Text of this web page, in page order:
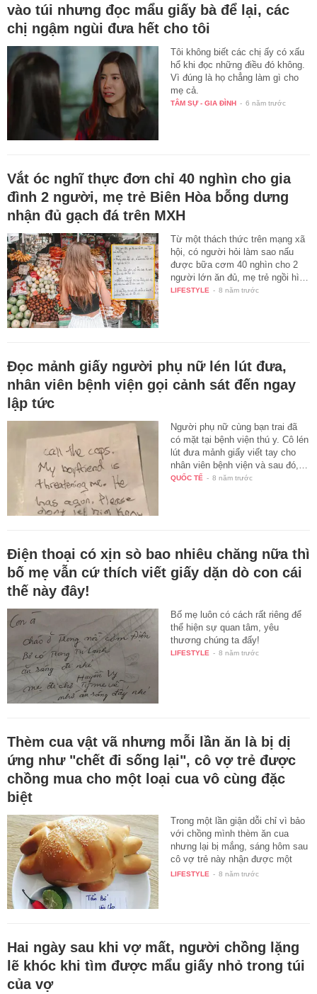
vào túi nhưng đọc mẩu giấy bà để lại, các
chị ngậm ngùi đưa hết cho tôi
Tôi không biết các chị ấy có xấu
hổ khi đọc những điều đó không.
Vì đúng là họ chẳng làm gì cho
mẹ cả.
TÂM SỰ - GIA ĐÌNH - 6 năm trước
Vắt óc nghĩ thực đơn chỉ 40 nghìn cho gia
đình 2 người, mẹ trẻ Biên Hòa bỗng dưng
nhận đủ gạch đá trên MXH
Từ một thách thức trên mạng xã
hội, có người hỏi làm sao nấu
được bữa cơm 40 nghìn cho 2
người lớn ăn đủ, mẹ trẻ ngồi hì…
LIFESTYLE - 8 năm trước
Đọc mảnh giấy người phụ nữ lén lút đưa,
nhân viên bệnh viện gọi cảnh sát đến ngay
lập tức
Người phụ nữ cùng bạn trai đã
có mặt tại bệnh viện thú y. Cô lén
lút đưa mảnh giấy viết tay cho
nhân viên bệnh viện và sau đó,…
QUỐC TẾ - 8 năm trước
Điện thoại có xịn sò bao nhiêu chăng nữa thì
bố mẹ vẫn cứ thích viết giấy dặn dò con cái
thế này đây!
Bố mẹ luôn có cách rất riêng để
thể hiện sự quan tâm, yêu
thương chúng ta đấy!
LIFESTYLE - 8 năm trước
Thèm cua vật vã nhưng mỗi lần ăn là bị dị
ứng như "chết đi sống lại", cô vợ trẻ được
chồng mua cho một loại cua vô cùng đặc
biệt
Trong một lần giận dỗi chỉ vì bảo
với chồng mình thèm ăn cua
nhưng lại bị mắng, sáng hôm sau
cô vợ trẻ này nhận được một
đĩa…
LIFESTYLE - 8 năm trước
Hai ngày sau khi vợ mất, người chồng lặng
lẽ khóc khi tìm được mẩu giấy nhỏ trong túi
của vợ